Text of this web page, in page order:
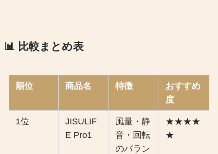
📊 比較まとめ表
順位 商品名 特徴
おすすめ
度
1位
JISULIF
E Pro1
風量・静
音・回転
のバラン
★★★★
★